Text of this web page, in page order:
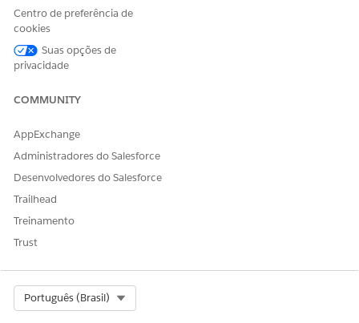
Centro de preferência de
cookies
Suas opções de
privacidade
COMMUNITY
AppExchange
Administradores do Salesforce
Desenvolvedores do Salesforce
Trailhead
Treinamento
Trust
Português (Brasil)